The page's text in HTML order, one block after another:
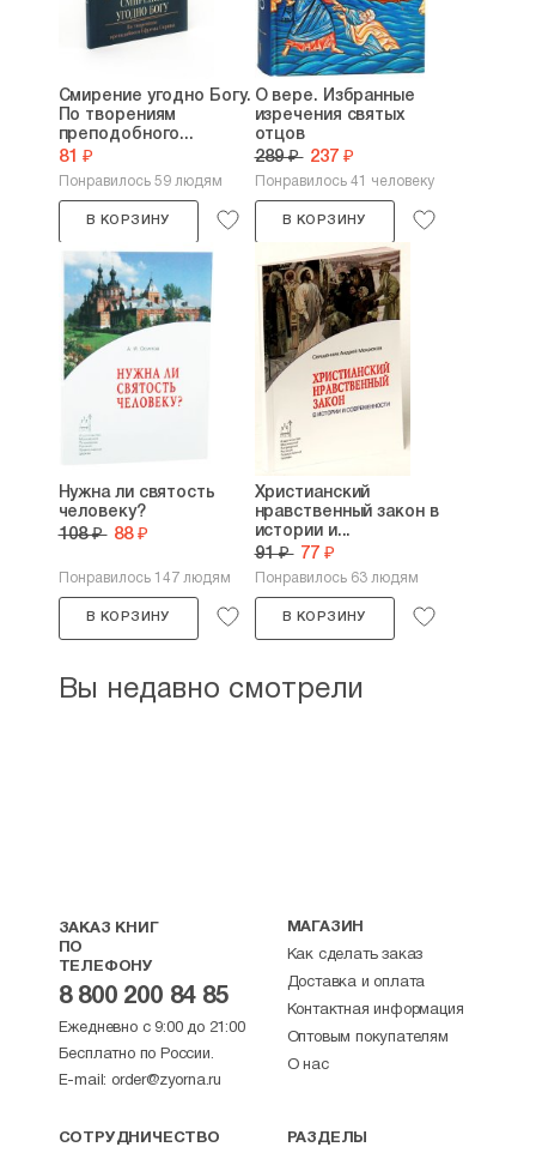
Смирение угодно Богу.
По творениям
преподобного...
81 ₽
Понравилось 59 людям
В КОРЗИНУ
О вере. Избранные
изречения святых
отцов
289 ₽ 237 ₽
Понравилось 41 человеку
В КОРЗИНУ
Нужна ли святость
человеку?
108 ₽ 88 ₽
Понравилось 147 людям
В КОРЗИНУ
Христианский
нравственный закон в
истории и...
91 ₽ 77 ₽
Понравилось 63 людям
В КОРЗИНУ
Вы недавно смотрели
ЗАКАЗ КНИГ
ПО
ТЕЛЕФОНУ
8 800 200 84 85
Ежедневно с 9:00 до 21:00
Бесплатно по России.
E-mail: order@zyorna.ru
МАГАЗИН
Как сделать заказ
Доставка и оплата
Контактная информация
Оптовым покупателям
О нас
СОТРУДНИЧЕСТВО РАЗДЕЛЫ